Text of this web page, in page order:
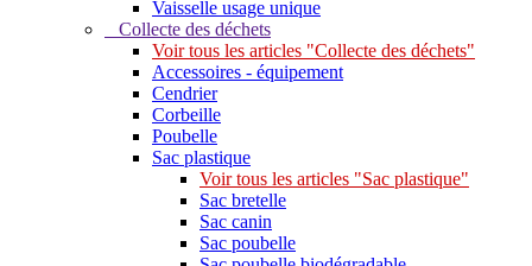
Vaisselle usage unique
Collecte des déchets
Voir tous les articles "Collecte des déchets"
Accessoires - équipement
Cendrier
Corbeille
Poubelle
Sac plastique
Voir tous les articles "Sac plastique"
Sac bretelle
Sac canin
Sac poubelle